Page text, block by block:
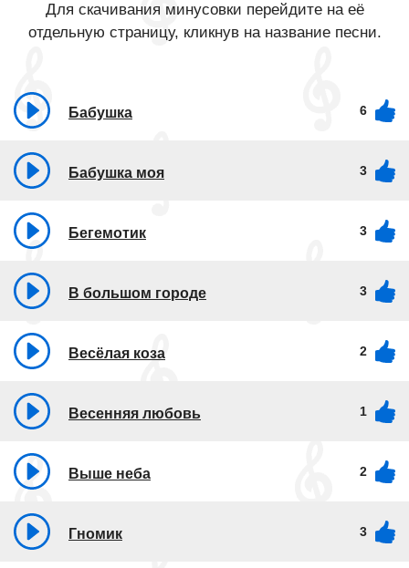
Для скачивания минусовки перейдите на её
отдельную страницу, кликнув на название песни.
Бабушка 6
Бабушка моя 3
Бегемотик 3
В большом городе 3
Весёлая коза 2
Весенняя любовь 1
Выше неба 2
Гномик 3